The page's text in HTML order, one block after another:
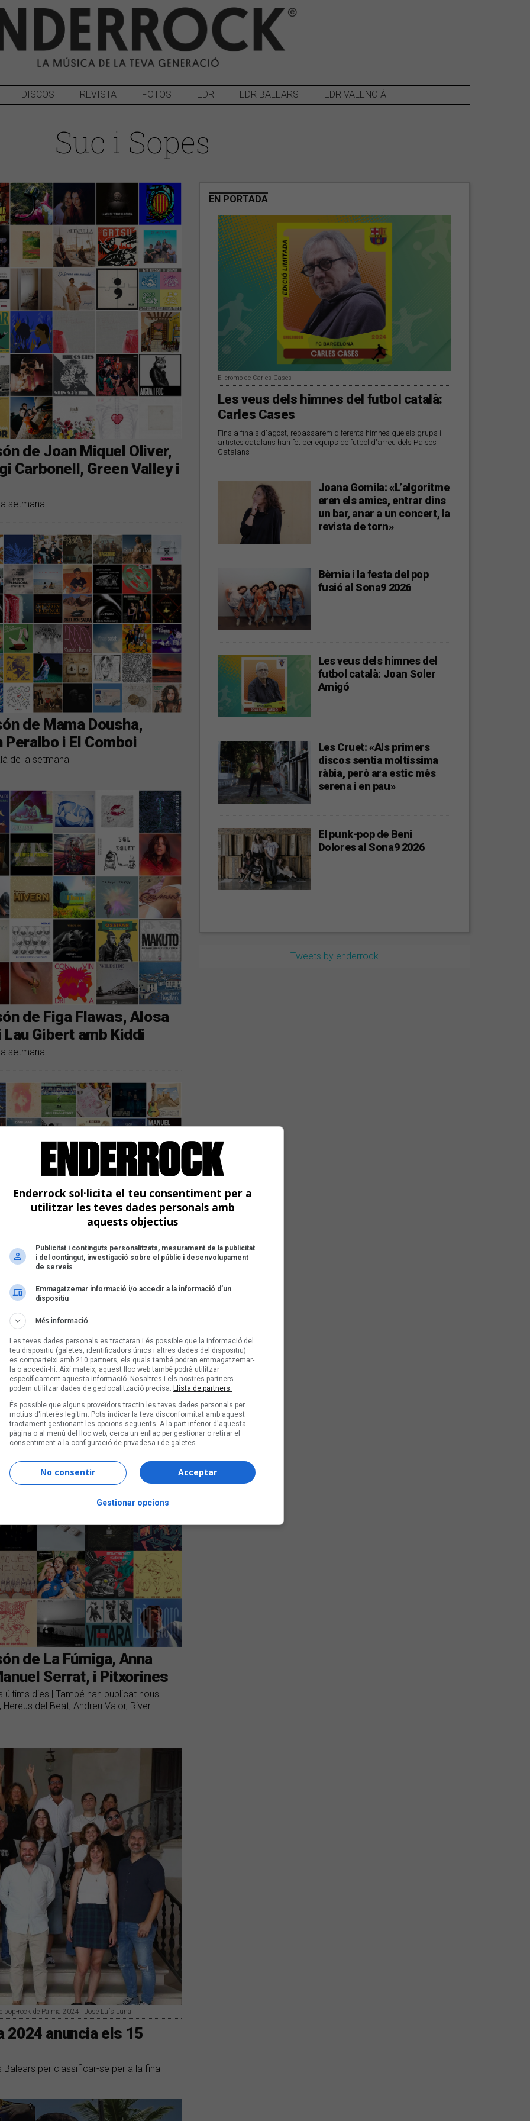
DISCOS REVISTA FOTOS EDR EDR BALEARS EDR VALENCIÀ
Suc i Sopes
de Joan Miquel Oliver,
Carbonell, Green Valley i
setmana
de Mama Dousha,
Peralbo i El Comboi
de la setmana
de Figa Flawas, Alosa
Gibert amb Kiddi
setmana
de Ven'nus i Mushka,
i Kuu
de La Fúmiga, Anna
Serrat, i Pitxorines
dies | També han publicat nous
del Beat, Andreu Valor, River
rock de Palma 2024 | José Luís Luna
2024 anuncia els 15
per classificar-se per a la final
EN PORTADA
El cromo de Carles Cases
Les veus dels himnes del futbol català:
Carles Cases
Fins a finals d'agost, repassarem diferents himnes que els grups i
artistes catalans han fet per equips de futbol d'arreu dels Països
Catalans
Joana Gomila: «L’algoritme
eren els amics, entrar dins
un bar, anar a un concert, la
revista de torn»
Bèrnia i la festa del pop
fusió al Sona9 2026
Les veus dels himnes del
futbol català: Joan Soler
Amigó
Les Cruet: «Als primers
discos sentia moltíssima
ràbia, però ara estic més
serena i en pau»
El punk-pop de Beni
Dolores al Sona9 2026
Tweets by enderrock
Enderrock sol·licita el teu consentiment per a
utilitzar les teves dades personals amb
aquests objectius
Publicitat i continguts personalitzats, mesurament de la publicitat
i del contingut, investigació sobre el públic i desenvolupament
de serveis
Emmagatzemar informació i/o accedir a la informació d’un
dispositiu
Més informació
Les teves dades personals es tractaran i és possible que la informació del
teu dispositiu (galetes, identificadors únics i altres dades del dispositiu)
es comparteixi amb 210 partners, els quals també podran emmagatzemar-
la o accedir-hi. Així mateix, aquest lloc web també podrà utilitzar
específicament aquesta informació. Nosaltres i els nostres partners
podem utilitzar dades de geolocalització precisa. Llista de partners.
És possible que alguns proveïdors tractin les teves dades personals per
motius d'interès legítim. Pots indicar la teva disconformitat amb aquest
tractament gestionant les opcions següents. A la part inferior d'aquesta
pàgina o al menú del lloc web, cerca un enllaç per gestionar o retirar el
consentiment a la configuració de privadesa i de galetes.
Acceptar
No consentir
Gestionar opcions